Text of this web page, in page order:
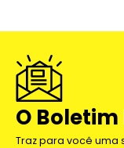
O
Traz para você uma